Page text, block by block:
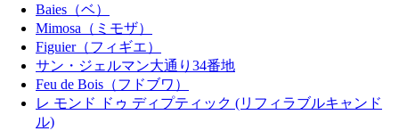
Baies（ベ）
Mimosa（ミモザ）
Figuier（フィギエ）
サン・ジェルマン大通り34番地
Feu de Bois（フドブワ）
レ モンド ドゥ ディプティック (リフィラブルキャンド
ル)